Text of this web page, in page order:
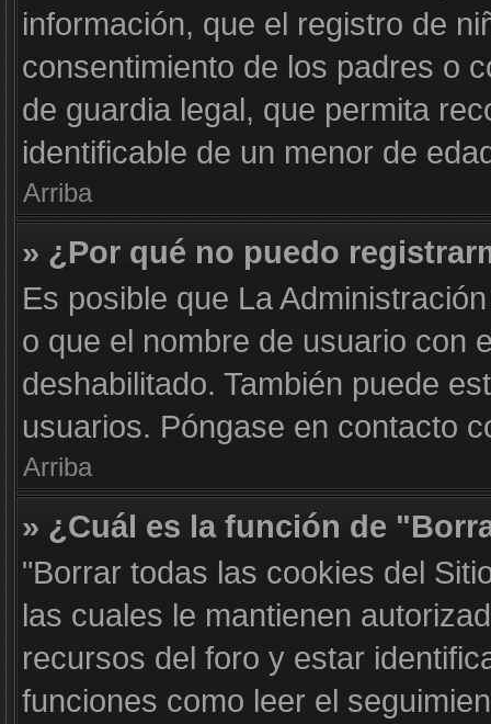
información, que el registro de
consentimiento de los padres o
de guardia legal, que permita
identificable de un menor de
Arriba
» ¿Por qué no puedo
Es posible que La
o que el nombre de usuario con
deshabilitado. También puede
usuarios. Póngase en contacto
Arriba
» ¿Cuál es la función de
"Borrar todas las cookies del
las cuales le mantienen
recursos del foro y estar
funciones como leer el